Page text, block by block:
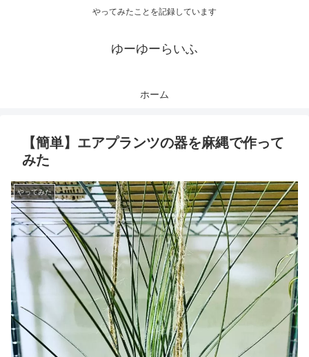
やってみたことを記録しています
ゆーゆーらいふ
ホーム
【簡単】エアプランツの器を麻縄で作って
みた
やってみた